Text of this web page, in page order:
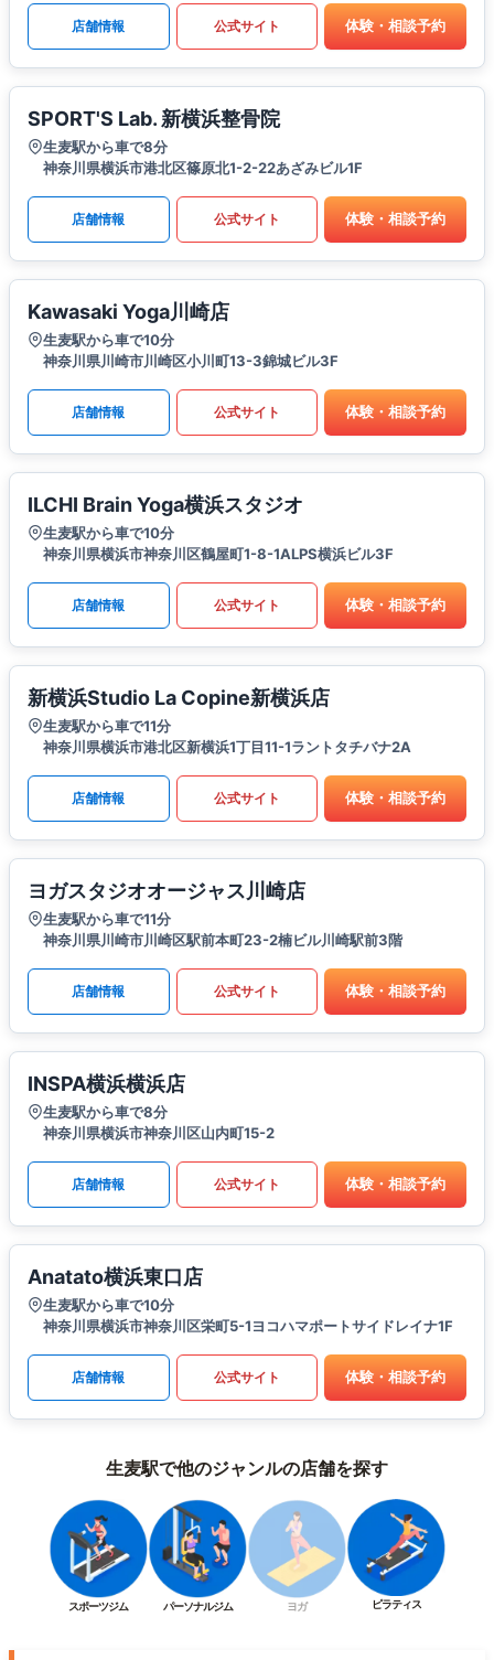
店舗情報 公式サイト 体験・相談予約
SPORT'S Lab. 新横浜整骨院
生麦駅から車で8分
神奈川県横浜市港北区篠原北1-2-22あざみビル1F
店舗情報 公式サイト 体験・相談予約
Kawasaki Yoga川崎店
生麦駅から車で10分
神奈川県川崎市川崎区小川町13-3錦城ビル3F
店舗情報 公式サイト 体験・相談予約
ILCHI Brain Yoga横浜スタジオ
生麦駅から車で10分
神奈川県横浜市神奈川区鶴屋町1-8-1ALPS横浜ビル3F
店舗情報 公式サイト 体験・相談予約
新横浜Studio La Copine新横浜店
生麦駅から車で11分
神奈川県横浜市港北区新横浜1丁目11-1ラントタチバナ2A
店舗情報 公式サイト 体験・相談予約
ヨガスタジオオージャス川崎店
生麦駅から車で11分
神奈川県川崎市川崎区駅前本町23-2楠ビル川崎駅前3階
店舗情報 公式サイト 体験・相談予約
INSPA横浜横浜店
生麦駅から車で8分
神奈川県横浜市神奈川区山内町15-2
店舗情報 公式サイト 体験・相談予約
Anatato横浜東口店
生麦駅から車で10分
神奈川県横浜市神奈川区栄町5-1ヨコハマポートサイドレイナ1F
店舗情報 公式サイト 体験・相談予約
生麦駅で他のジャンルの店舗を探す
スポーツジム パーソナルジム ヨガ ピラティス